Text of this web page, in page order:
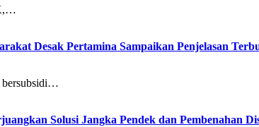
Desak Pertamina Sampaikan Penjelasan
Solusi Jangka Pendek dan Pembenahan